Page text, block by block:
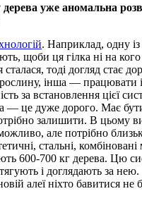
уже аномальна
. Наприклад, одну
щоби ця гілка ні на
сталася, тоді догляд стає
інша — працювати
за встановлення цієї
— це дуже дорого. Має
залишити. В цьому
але потрібно
стальні, комбіновані
600-700 кг дерева. Цю
і доглядають за
алеї ніхто бавитися не